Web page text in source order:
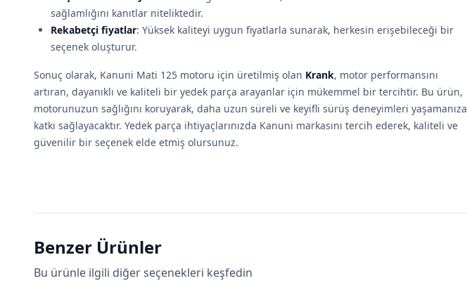
sağlamlığını kanıtlar niteliktedir.
Rekabetçi fiyatlar: Yüksek kaliteyi uygun fiyatlarla sunarak, herkesin erişebileceği bir
seçenek oluşturur.
Sonuç olarak, Kanuni Mati 125 motoru için üretilmiş olan Krank, motor performansını
artıran, dayanıklı ve kaliteli bir yedek parça arayanlar için mükemmel bir tercihtir. Bu ürün,
motorunuzun sağlığını koruyarak, daha uzun süreli ve keyifli sürüş deneyimleri yaşamanıza
katkı sağlayacaktır. Yedek parça ihtiyaçlarınızda Kanuni markasını tercih ederek, kaliteli ve
güvenilir bir seçenek elde etmiş olursunuz.
Benzer Ürünler
Bu ürünle ilgili diğer seçenekleri keşfedin